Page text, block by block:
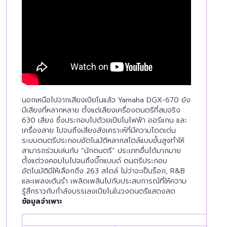
นอกเหนือไปจากเสียงเปียโนแล้ว Yamaha DGX-670 ยัง
มีเสียงที่หลากหลาย ตั้งแต่เสียงเครื่องดนตรีที่สมจริง
630 เสียง ซึ่งประกอบไปด้วยเปียโนไฟฟ้า ออร์แกน และ
เครื่องสาย ไปจนถึงเสียงสังเคราะห์ที่มีความโดดเด่น
ระบบดนตรีประกอบอัตโนมัติหลากสไตล์แบบขั้นสูงทำให้
สามารถร่วมเล่นกับ “นักดนตรี” ประเภทอื่นได้มากมาย
ตั้งแต่วงคอมโบไปจนถึงบิ๊กแบนด์ ดนตรีประกอบ
อัตโนมัติมีให้เลือกถึง 263 สไตล์ ไม่ว่าจะเป็นร็อก, R&B
และเพลงเต้นรำ เพลิดเพลินไปกับประสบการณ์ที่ให้ความ
รู้สึกราวกับกำลังบรรเลงเปียโนในวงดนตรีแสดงสด
ข้อมูลจำเพาะ